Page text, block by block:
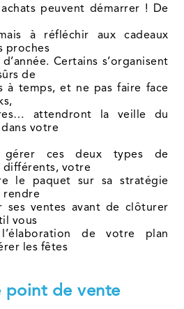
peuvent démarrer ! De
à réfléchir aux cadeaux
proches
Certains s’organisent
de
à temps, et ne pas faire face
attendront la veille du
votre
ces deux types de
différents, votre
le paquet sur sa stratégie
rendre
ses ventes avant de clôturer
vous
de votre plan
les fêtes
point de vente